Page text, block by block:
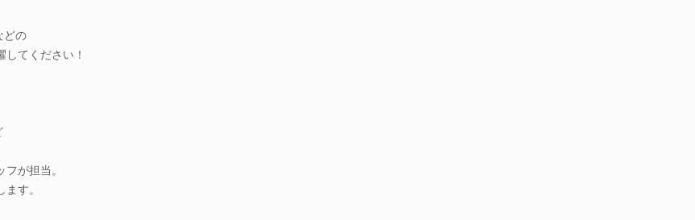
どの
てください！
が担当。
す。